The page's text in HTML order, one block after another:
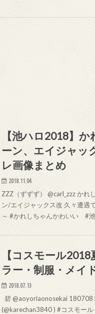
【池ハロ2018】
ーン、エイジャッ
レ画像まとめ
2018.11.04
ZZZ（ずずず） @carl_zzz か
ン/エイジャックス改 久々遭遇
～ #かれしちゃんかわいい #
【コスモール
ラー・制服・メイ
2018.07.13
碧 @aoyoriaonosekai 180708
(@karechan3840 ) #コスモー